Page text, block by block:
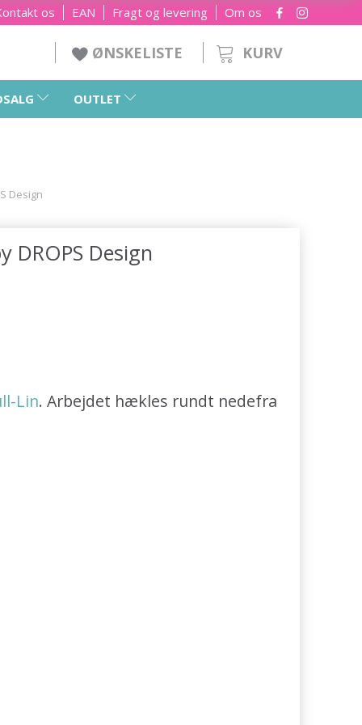
Om os
Fragt og levering
EAN
os
KURV
ØNSKELISTE
OUTLET
Design
DROPS Design
Lin. Arbejdet hækles rundt nedefra